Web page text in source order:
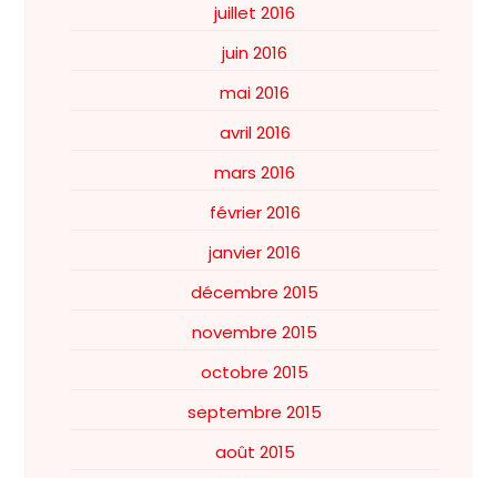
juillet 2016
juin 2016
mai 2016
avril 2016
mars 2016
février 2016
janvier 2016
décembre 2015
novembre 2015
octobre 2015
septembre 2015
août 2015